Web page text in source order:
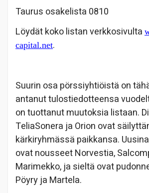
Taurus osakelista 0810
Löydät koko listan verkkosivulta
capital.net.
Suurin osa pörssiyhtiöistä on
antanut tulostiedotteensa
on tuottanut muutoksia listaan.
TeliaSonera ja Orion ovat
kärkiryhmässä paikkansa.
ovat nousseet Norvestia,
Marimekko, ja sieltä ovat
Pöyry ja Martela.